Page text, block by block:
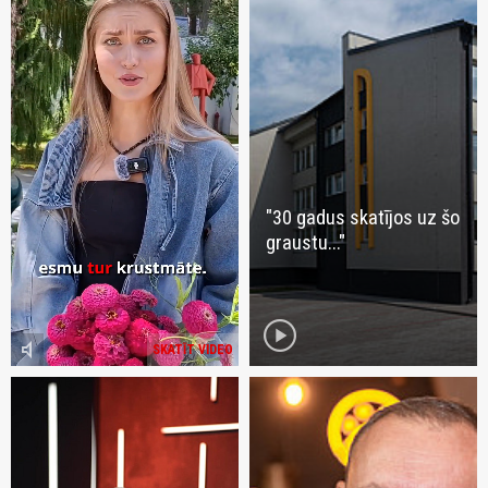
SKATĪT VIDEO
volume_mute
"30 gadus skatījos uz šo
graustu..."
play_circle